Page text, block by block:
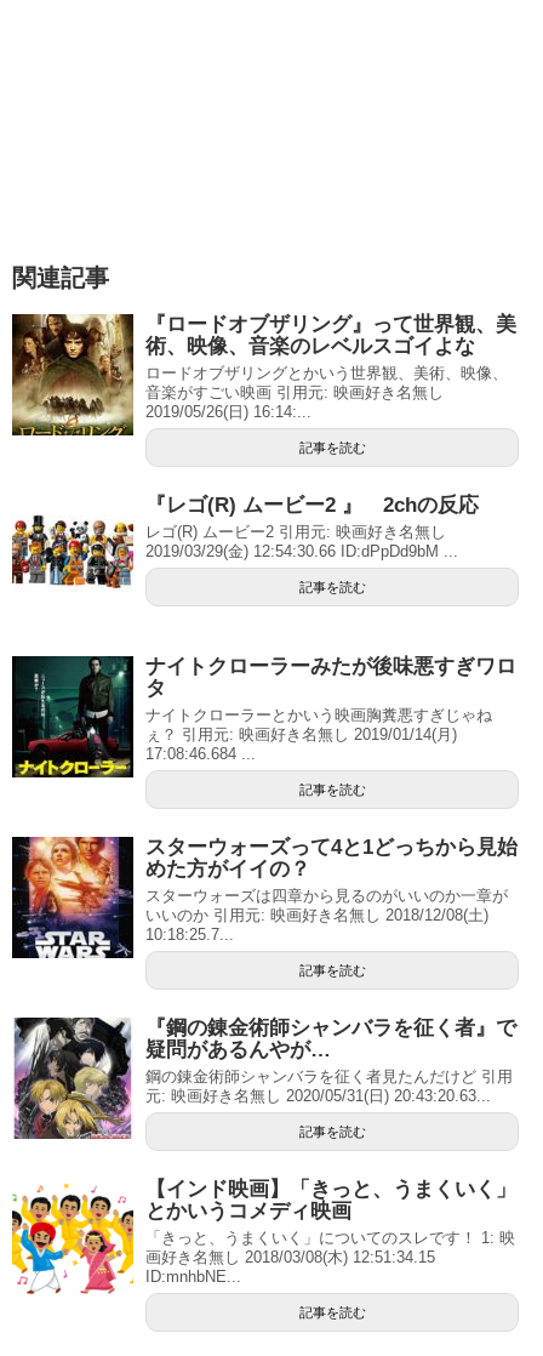
関連記事
『ロードオブザリング』って世界観、美
術、映像、音楽のレベルスゴイよな
ロードオブザリングとかいう世界観、美術、映像、
音楽がすごい映画 引用元: 映画好き名無し
2019/05/26(日) 16:14:...
記事を読む
『レゴ(R) ムービー2 』 2chの反応
レゴ(R) ムービー2 引用元: 映画好き名無し
2019/03/29(金) 12:54:30.66 ID:dPpDd9bM ...
記事を読む
ナイトクローラーみたが後味悪すぎワロ
タ
ナイトクローラーとかいう映画胸糞悪すぎじゃね
ぇ？ 引用元: 映画好き名無し 2019/01/14(月)
17:08:46.684 ...
記事を読む
スターウォーズって4と1どっちから見始
めた方がイイの？
スターウォーズは四章から見るのがいいのか一章が
いいのか 引用元: 映画好き名無し 2018/12/08(土)
10:18:25.7...
記事を読む
『鋼の錬金術師シャンバラを征く者』で
疑問があるんやが…
鋼の錬金術師シャンバラを征く者見たんだけど 引用
元: 映画好き名無し 2020/05/31(日) 20:43:20.63...
記事を読む
【インド映画】「きっと、うまくいく」
とかいうコメディ映画
「きっと、うまくいく」についてのスレです！ 1: 映
画好き名無し 2018/03/08(木) 12:51:34.15
ID:mnhbNE...
記事を読む